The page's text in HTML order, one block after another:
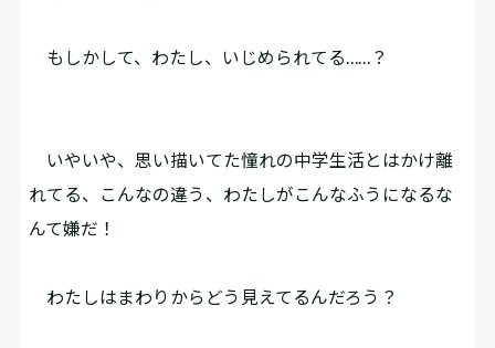
もしかして、わたし、いじめられてる……？
いやいや、思い描いてた憧れの中学生活とはかけ離
れてる、こんなの違う、わたしがこんなふうになるな
んて嫌だ！
わたしはまわりからどう見えてるんだろう？